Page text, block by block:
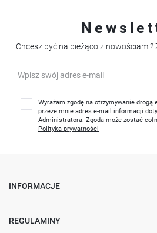
Chcesz być na bieżąco z nowościami?
Wyrażam zgodę na otrzymywanie drogą
przeze mnie adres e-mail informacji
Administratora. Zgoda może zostać
Polityka prywatności
INFORMACJE
REGULAMINY